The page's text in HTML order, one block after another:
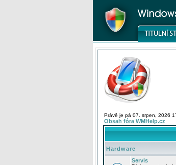
Právě je pá 07. srpen, 2026
Obsah fóra WMHelp.cz
Hardware
Servis